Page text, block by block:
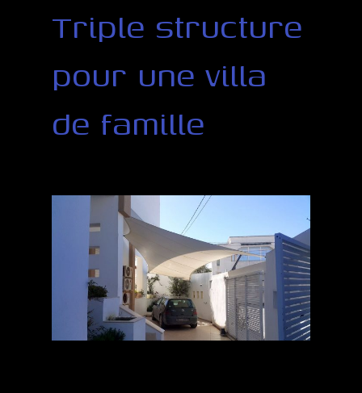
Triple structure
pour une villa
de famille